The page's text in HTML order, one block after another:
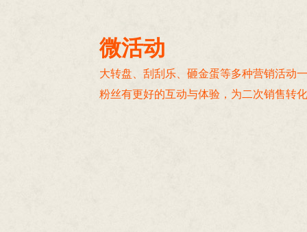
微活动
大转盘、刮刮乐、砸金蛋等多种营销活动
粉丝有更好的互动与体验，为二次销售转